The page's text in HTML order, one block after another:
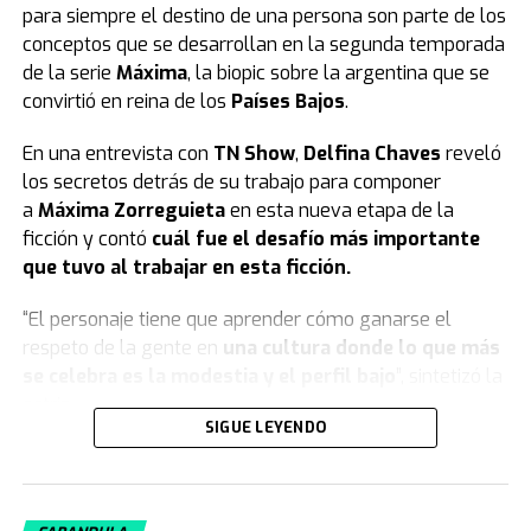
para siempre el destino de una persona son parte de los
conceptos que se desarrollan en la segunda temporada
de la serie Máxima, la biopic sobre la argentina que se
convirtió en reina de los Países Bajos.
En una entrevista con TN Show, Delfina Chaves reveló
los secretos detrás de su trabajo para componer
a Máxima Zorreguietaen esta nueva etapa de la
ficción y contó cuál fue el desafío más importante
que tuvo al trabajar en esta ficción.
“El personaje tiene que aprender cómo ganarse el
respeto de la gente en una cultura donde lo que más
Qué es lo más difícil que Delfina Chaves
SIGUE LEYENDO